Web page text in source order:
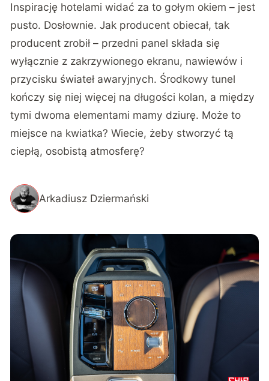
Inspirację hotelami widać za to gołym okiem – jest
pusto. Dosłownie. Jak producent obiecał, tak
producent zrobił – przedni panel składa się
wyłącznie z zakrzywionego ekranu, nawiewów i
przycisku świateł awaryjnych. Środkowy tunel
kończy się niej więcej na długości kolan, a między
tymi dwoma elementami mamy dziurę. Może to
miejsce na kwiatka? Wiecie, żeby stworzyć tą
ciepłą, osobistą atmosferę?
Arkadiusz Dziermański